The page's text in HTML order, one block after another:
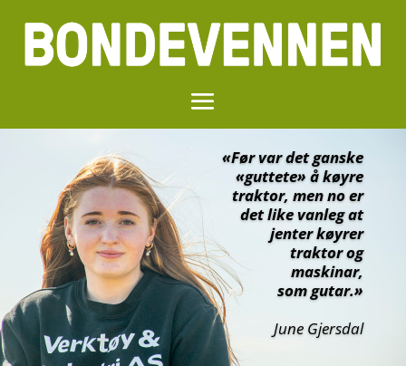
«Før var det ganske
«guttete» å køyre
traktor, men no er
det like vanleg at
jenter køyrer
traktor og
maskinar,
som gutar.»
June Gjersdal
«Du treng ikkje
ha erfaring
frå før.»
Ida Amalie Skårland